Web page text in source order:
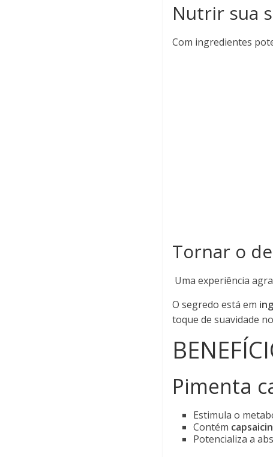
Nutrir sua
Com ingredientes
Tornar o
Uma experiência
O segredo está em
toque de suavidade
Pimenta
Estimula o
Contém
Potencializa a